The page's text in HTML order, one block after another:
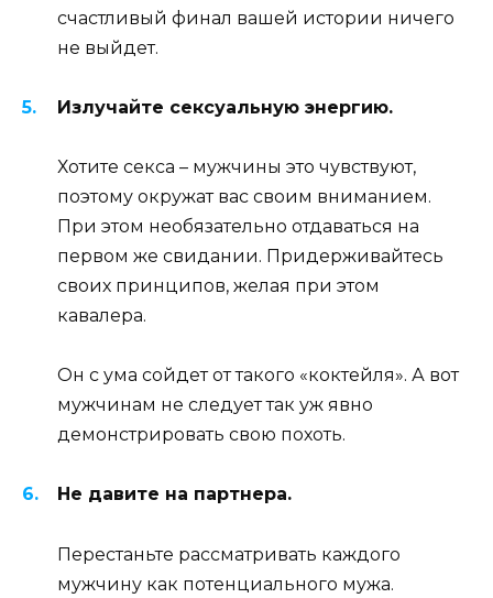
счастливый финал вашей истории ничего
не выйдет.
Излучайте сексуальную энергию.
Хотите секса – мужчины это чувствуют,
поэтому окружат вас своим вниманием.
При этом необязательно отдаваться на
первом же свидании. Придерживайтесь
своих принципов, желая при этом
кавалера.
Он с ума сойдет от такого «коктейля». А вот
мужчинам не следует так уж явно
демонстрировать свою похоть.
Не давите на партнера.
Перестаньте рассматривать каждого
мужчину как потенциального мужа.